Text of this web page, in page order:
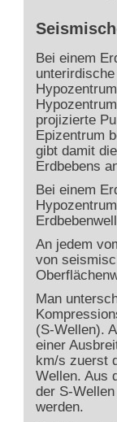
Bei einem
projizierte
Epizentrum
gibt damit
Erdbebens
Bei einem
An jedem
von
Man
(S-Wellen).
einer
km/s zuerst
Wellen. Aus
der S-
werden.